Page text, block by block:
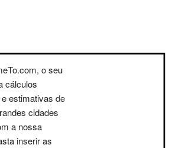
o seu
cálculos
estimativas de
cidades
a nossa
inserir as